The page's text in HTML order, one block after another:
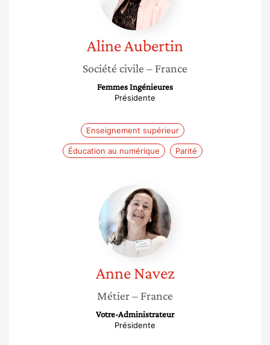
AlineAubertin
Société civile – France
Femmes Ingénieures
Présidente
Enseignement supérieur
Éducation au numérique Parité
Anne
Navez
Anne Navez
Métier– France
Votre-Administrateur
Présidente